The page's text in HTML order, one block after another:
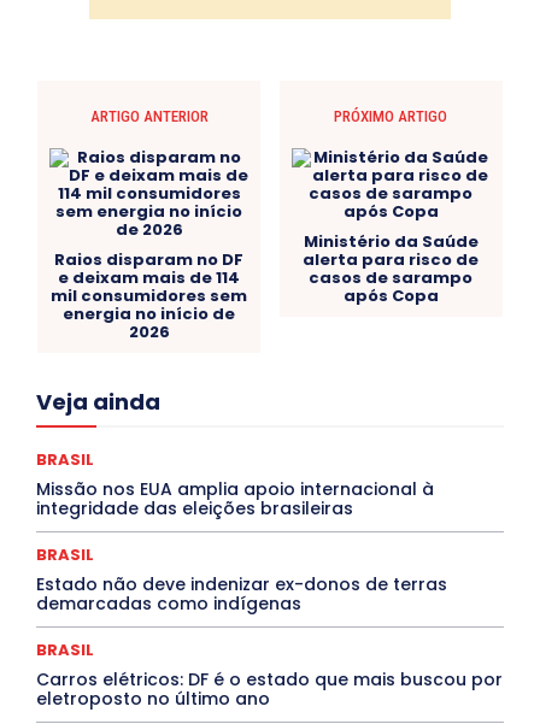
ARTIGO ANTERIOR
Raios disparam no DF
e deixam mais de 114
mil consumidores sem
energia no início de
2026
PRÓXIMO ARTIGO
Ministério da Saúde
alerta para risco de
casos de sarampo
após Copa
Veja ainda
Acre
Congressuanas & Esplanadumas
Crônica Política Crônicas
Cultura e Tal
DANÇA Dengue
DESTAQUE BRASIL
DESTAQUE DF
DESTAQUES OUTROS
ELEIÇÕES
EMPREGO E OPORTUNIDADES
ENTORNO
Especial
Espírito Santo
EVENTOS
EXPOSIÇÃO Featured
Febre Amarela
INTELIGÊNCIA ARTIFICIAL
INTERNACIONAL
Jogos Online
JUDICIÁRIO LITERATURA
Maranhão
BRASIL
Missão nos EUA amplia apoio internacional à
integridade das eleições brasileiras
BRASIL
Estado não deve indenizar ex-donos de terras
demarcadas como indígenas
BRASIL
Carros elétricos: DF é o estado que mais buscou por
eletroposto no último ano